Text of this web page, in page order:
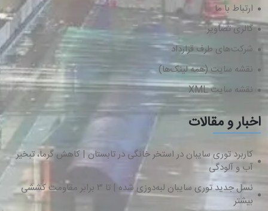
ارتباط با ما
گالری تصاویر
شرکت‌های طرف قرارداد
نقشه سایت (همه لینک‌ها)
نقشه سایت XML
اخبار و مقالات
کاربرد توری سایبان در استخر خانگی در تابستان | کاهش گرما، تبخیر
آب و آلودگی
نسل جدید توری سایبان لبه‌دوزی شده | تا ۳ برابر مقاومت کششی
بیشتر